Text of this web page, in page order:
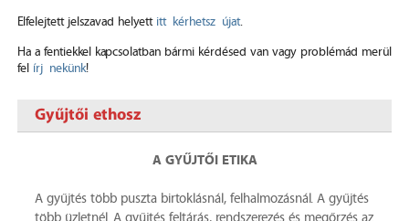
Elfelejtett jelszavad helyett itt kérhetsz újat.
Ha a fentiekkel kapcsolatban bármi kérdésed van vagy problémád merül
fel írj nekünk!
Gyűjtői ethosz
A GYŰJTŐI ETIKA
A gyűjtés több puszta birtoklásnál, felhalmozásnál. A gyűjtés